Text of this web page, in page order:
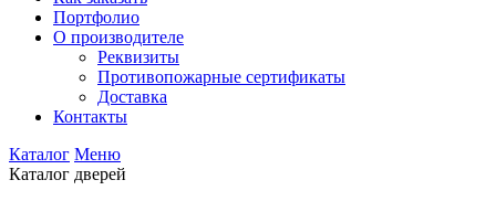
Портфолио
О производителе
Реквизиты
Противопожарные сертификаты
Доставка
Контакты
Каталог Меню
Каталог дверей